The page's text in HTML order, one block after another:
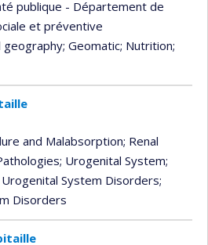
publique - Département de
et préventive
geography; Geomatic; Nutrition;
and Malabsorption; Renal
; Urogenital System;
Urogenital System Disorders;
Disorders